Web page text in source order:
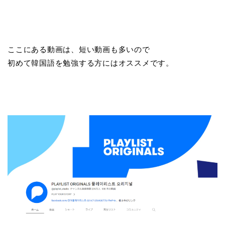
ここにある動画は、短い動画も多いので
初めて韓国語を勉強する方にはオススメです。